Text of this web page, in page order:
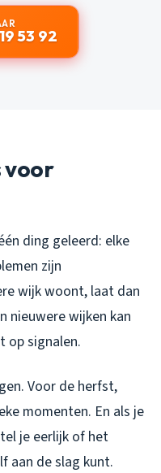
53 92
voor
ding geleerd: elke
zijn
wijk woont, laat dan
nieuwere wijken kan
op signalen.
Voor de herfst,
momenten. En als je
je eerlijk of het
aan de slag kunt.